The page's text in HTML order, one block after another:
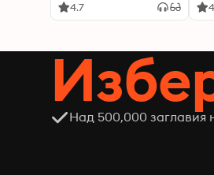
4.7
Над 500,000 заглавия